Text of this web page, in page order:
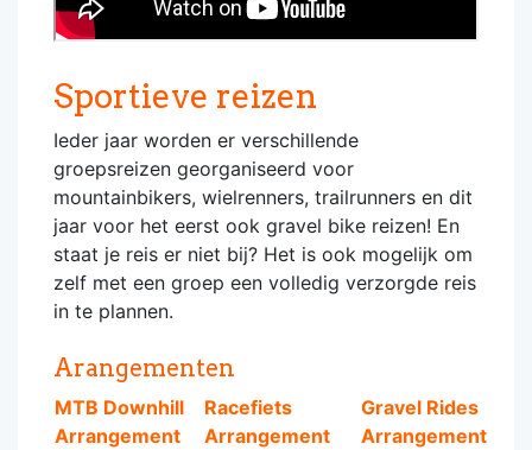
Sportieve reizen
Ieder jaar worden er verschillende
groepsreizen georganiseerd voor
mountainbikers, wielrenners, trailrunners en dit
jaar voor het eerst ook gravel bike reizen! En
staat je reis er niet bij? Het is ook mogelijk om
zelf met een groep een volledig verzorgde reis
in te plannen.
Arangementen
MTB Downhill
Arrangement
Racefiets
Arrangement
Gravel Rides
Arrangement